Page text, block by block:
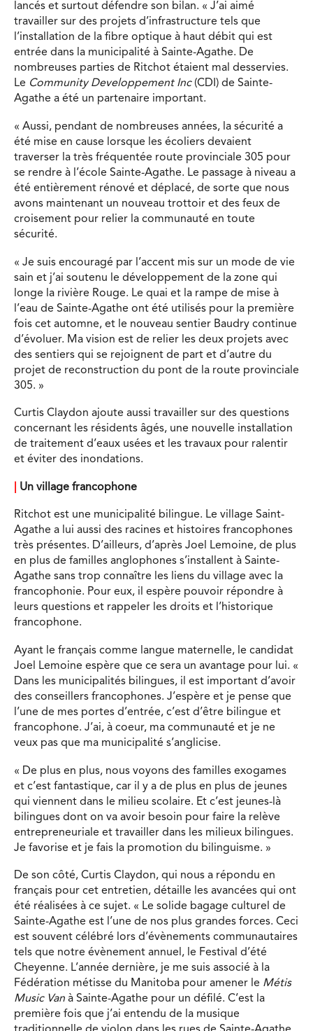
lancés et surtout défendre son bilan. « J’ai aimé
travailler sur des projets d’infrastructure tels que
l’installation de la fibre optique à haut débit qui est
entrée dans la municipalité à Sainte-Agathe. De
nombreuses parties de Ritchot étaient mal desservies.
Le Community Developpement Inc (CDI) de Sainte-
Agathe a été un partenaire important.
« Aussi, pendant de nombreuses années, la sécurité a
été mise en cause lorsque les écoliers devaient
traverser la très fréquentée route provinciale 305 pour
se rendre à l’école Sainte-Agathe. Le passage à niveau a
été entièrement rénové et déplacé, de sorte que nous
avons maintenant un nouveau trottoir et des feux de
croisement pour relier la communauté en toute
sécurité.
« Je suis encouragé par l’accent mis sur un mode de vie
sain et j’ai soutenu le développement de la zone qui
longe la rivière Rouge. Le quai et la rampe de mise à
l’eau de Sainte-Agathe ont été utilisés pour la première
fois cet automne, et le nouveau sentier Baudry continue
d’évoluer. Ma vision est de relier les deux projets avec
des sentiers qui se rejoignent de part et d’autre du
projet de reconstruction du pont de la route provinciale
305. »
Curtis Claydon ajoute aussi travailler sur des questions
concernant les résidents âgés, une nouvelle installation
de traitement d’eaux usées et les travaux pour ralentir
et éviter des inondations.
Un village francophone
Ritchot est une municipalité bilingue. Le village Saint-
Agathe a lui aussi des racines et histoires francophones
très présentes. D’ailleurs, d’après Joel Lemoine, de plus
en plus de familles anglophones s’installent à Sainte-
Agathe sans trop connaître les liens du village avec la
francophonie. Pour eux, il espère pouvoir répondre à
leurs questions et rappeler les droits et l’historique
francophone.
Ayant le français comme langue maternelle, le candidat
Joel Lemoine espère que ce sera un avantage pour lui. «
Dans les municipalités bilingues, il est important d’avoir
des conseillers francophones. J’espère et je pense que
l’une de mes portes d’entrée, c’est d’être bilingue et
francophone. J’ai, à coeur, ma communauté et je ne
veux pas que ma municipalité s’anglicise.
« De plus en plus, nous voyons des familles exogames
et c’est fantastique, car il y a de plus en plus de jeunes
qui viennent dans le milieu scolaire. Et c’est jeunes-là
bilingues dont on va avoir besoin pour faire la relève
entrepreneuriale et travailler dans les milieux bilingues.
Je favorise et je fais la promotion du bilinguisme. »
De son côté, Curtis Claydon, qui nous a répondu en
français pour cet entretien, détaille les avancées qui ont
été réalisées à ce sujet. « Le solide bagage culturel de
Sainte-Agathe est l’une de nos plus grandes forces. Ceci
est souvent célébré lors d’évènements communautaires
tels que notre évènement annuel, le Festival d’été
Cheyenne. L’année dernière, je me suis associé à la
Fédération métisse du Manitoba pour amener le Métis
Music Van à Sainte-Agathe pour un défilé. C’est la
première fois que j’ai entendu de la musique